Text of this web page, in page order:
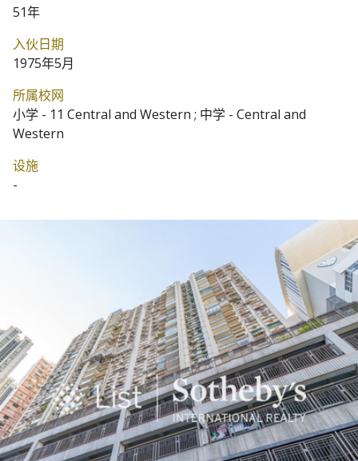
51年
入伙日期
1975年5月
所属校网
小学 - 11 Central and Western ; 中学 - Central and
Western
设施
-